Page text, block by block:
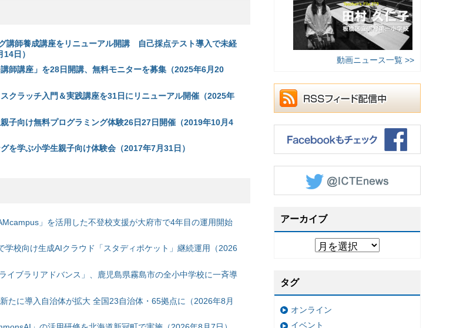
講師養成講座をリニューアル開講 自己採点テスト導入で未経
日）
師講座」を28日開講、無料モニターを募集（2025年6月20
クラッチ入門＆実践講座を31日にリニューアル開催（2025年
子向け無料プログラミング体験26日27日開催（2019年10月4
を学ぶ小学生親子向け体験会（2017年7月31日）
」を活用した不登校支援が大府市で4年目の運用開始
学校向け生成AIクラウド「スタディポケット」継続運用（2026
イブラリアドバンス」、鹿児島県霧島市の全小中学校に一斉導
たに導入自治体が拡大 全国23自治体・65拠点に（2026年8月
動画ニュース一覧 >>
アーカイブ
タグ
オンライン
イベント